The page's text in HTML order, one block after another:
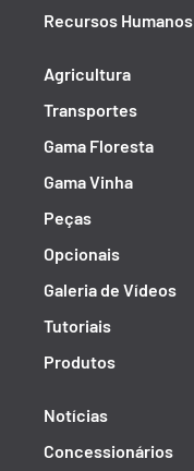
Recursos Humanos
Agricultura
Transportes
Gama Floresta
Gama Vinha
Peças
Opcionais
Galeria de Vídeos
Tutoriais
Produtos
Notícias
Concessionários